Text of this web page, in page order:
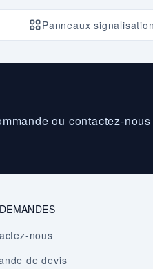
Panneaux
ou contactez-
nous
de devis